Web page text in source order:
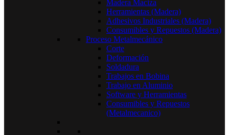
Madera Maciza
Herramientas (Madera)
Adhesivos Industriales (Madera)
Consumibles y Repuestos (Madera)
Proceso Metalmecánico
Corte
Deformación
Soldadura
Trabajos en Bobina
Trabajo en Aluminio
Software y Herramientas
Consumibles y Repuestos
(Metalmecanico)